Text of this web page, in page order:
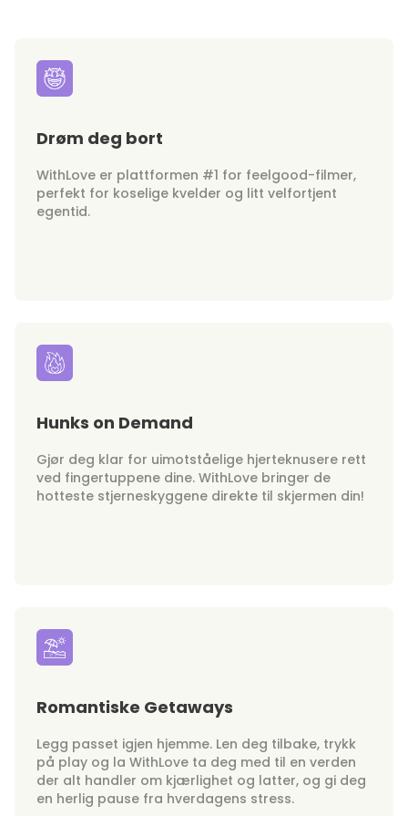
Drøm deg bort
WithLove er plattformen #1 for feelgood-filmer,
perfekt for koselige kvelder og litt velfortjent
egentid.
Hunks on Demand
Gjør deg klar for uimotståelige hjerteknusere rett
ved fingertuppene dine. WithLove bringer de
hotteste stjerneskyggene direkte til skjermen din!
Romantiske Getaways
Legg passet igjen hjemme. Len deg tilbake, trykk
på play og la WithLove ta deg med til en verden
der alt handler om kjærlighet og latter, og gi deg
en herlig pause fra hverdagens stress.